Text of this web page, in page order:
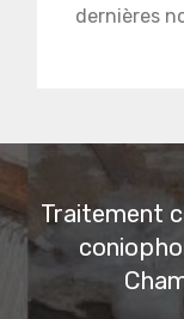
dernières
Traitement